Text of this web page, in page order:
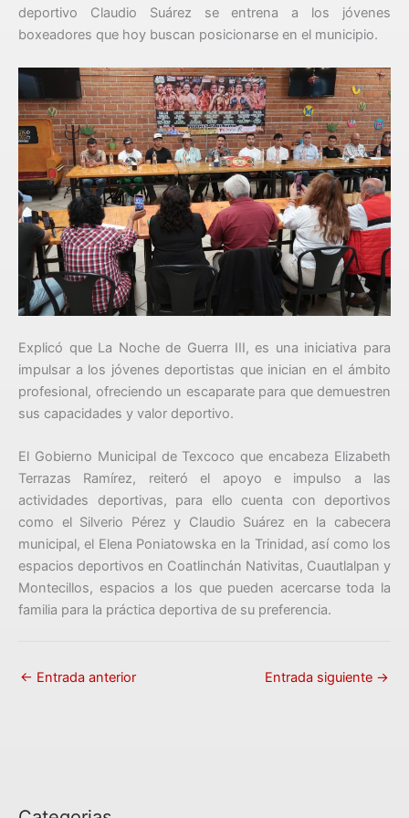
deportivo Claudio Suárez se entrena a los jóvenes
boxeadores que hoy buscan posicionarse en el municipio.
Explicó que La Noche de Guerra III, es una iniciativa para
impulsar a los jóvenes deportistas que inician en el ámbito
profesional, ofreciendo un escaparate para que demuestren
sus capacidades y valor deportivo.
El Gobierno Municipal de Texcoco que encabeza Elizabeth
Terrazas Ramírez, reiteró el apoyo e impulso a las
actividades deportivas, para ello cuenta con deportivos
como el Silverio Pérez y Claudio Suárez en la cabecera
municipal, el Elena Poniatowska en la Trinidad, así como los
espacios deportivos en Coatlinchán Nativitas, Cuautlalpan y
Montecillos, espacios a los que pueden acercarse toda la
familia para la práctica deportiva de su preferencia.
← Entrada anterior Entrada siguiente →